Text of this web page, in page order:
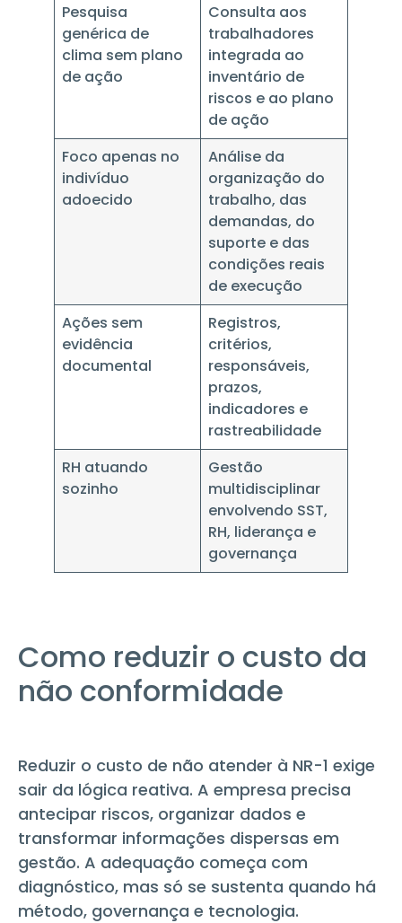
Pesquisa
genérica de
clima sem plano
de ação
Consulta aos
trabalhadores
integrada ao
inventário de
riscos e ao plano
de ação
Foco apenas no
indivíduo
adoecido
Análise da
organização do
trabalho, das
demandas, do
suporte e das
condições reais
de execução
Ações sem
evidência
documental
Registros,
critérios,
responsáveis,
prazos,
indicadores e
rastreabilidade
RH atuando
sozinho
Gestão
multidisciplinar
envolvendo SST,
RH, liderança e
governança
Como reduzir o custo da
não conformidade
Reduzir o custo de não atender à NR-1 exige
sair da lógica reativa. A empresa precisa
antecipar riscos, organizar dados e
transformar informações dispersas em
gestão. A adequação começa com
diagnóstico, mas só se sustenta quando há
método, governança e tecnologia.